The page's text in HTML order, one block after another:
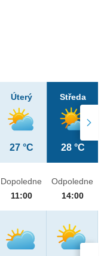
Úterý
27 °C
Středa
28 °C
Dopoledne
11:00
Odpoledne
14:00